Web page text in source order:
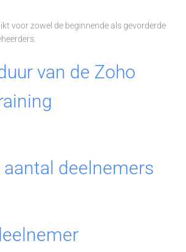
voor zowel de beginnende als gevorderde
van de Zoho
deelnemers